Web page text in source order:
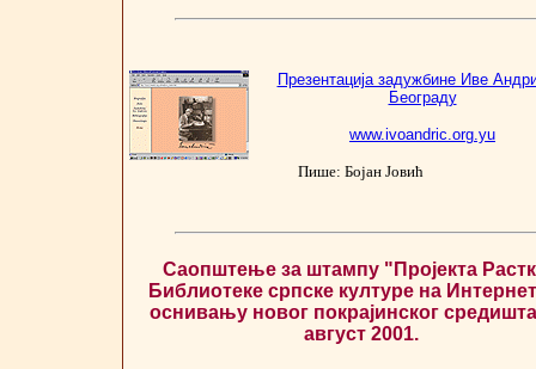
Презентација задужбине Иве
Београду
www.ivoandric.org.yu
Пише: Бојан Јовић
Саопштење за штампу "Пројекта
Библиотеке српске културе на
оснивању новог покрајинског средишта
август 2001.